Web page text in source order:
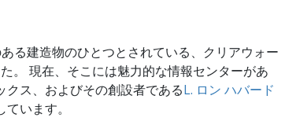
る建造物のひとつとされている、クリアウォー
。 現在、そこには魅力的な情報センターがあ
クス、およびその創設者であるL. ロン ハバード
います。